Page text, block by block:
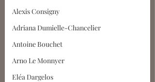
Alexis Consigny
Adriana Dumielle-Chancelier
Antoine Bouchet
Arno Le Monnyer
Eléa Dargelos